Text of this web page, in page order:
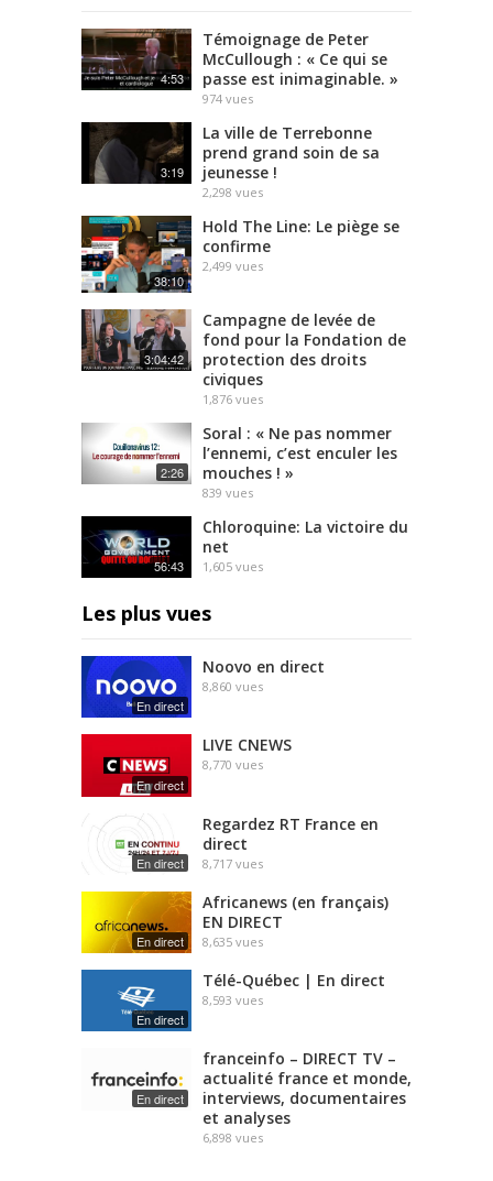
4:53
Témoignage de Peter
McCullough : « Ce qui se
passe est inimaginable. »
974 vues
3:19
La ville de Terrebonne
prend grand soin de sa
jeunesse !
2,298 vues
38:10
Hold The Line: Le piège se
confirme
2,499 vues
3:04:42
Campagne de levée de
fond pour la Fondation de
protection des droits
civiques
1,876 vues
2:26
Soral : « Ne pas nommer
l’ennemi, c’est enculer les
mouches ! »
839 vues
56:43
Chloroquine: La victoire du
net
1,605 vues
Les plus vues
En direct
Noovo en direct
8,860 vues
En direct
LIVE CNEWS
8,770 vues
En direct
Regardez RT France en
direct
8,717 vues
En direct
Africanews (en français)
EN DIRECT
8,635 vues
En direct
Télé-Québec | En direct
8,593 vues
En direct
franceinfo – DIRECT TV –
actualité france et monde,
interviews, documentaires
et analyses
6,898 vues